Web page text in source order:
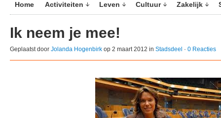
Home Activiteiten Leven Cultuur Zakelijk
Ik neem je mee!
Geplaatst door Jolanda Hogenbirk op 2 maart 2012 in Stadsdeel · 0 Reacties